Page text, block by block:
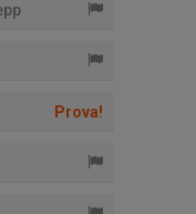
Prova!